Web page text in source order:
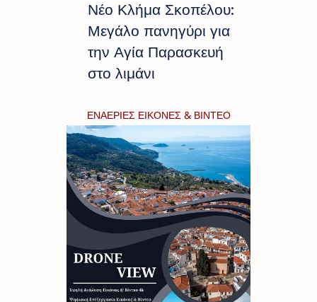
Νέο Κλήμα Σκοπέλου:
Μεγάλο πανηγύρι για
την Αγία Παρασκευή
στο λιμάνι
ΕΝΑΕΡΙΕΣ ΕΙΚΟΝΕΣ & ΒΙΝΤΕΟ